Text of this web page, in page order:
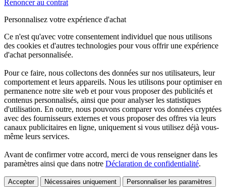
Renoncer au contrat
Personnalisez votre expérience d'achat
Ce n'est qu'avec votre consentement individuel que nous utilisons
des cookies et d'autres technologies pour vous offrir une expérience
d'achat personnalisée.
Pour ce faire, nous collectons des données sur nos utilisateurs, leur
comportement et leurs appareils. Nous les utilisons pour optimiser en
permanence notre site web et pour vous proposer des publicités et
contenus personnalisés, ainsi que pour analyser les statistiques
d'utilisation. En outre, nous pouvons comparer vos données cryptées
avec des fournisseurs externes et vous proposer des offres via leurs
canaux publicitaires en ligne, uniquement si vous utilisez déjà vous-
même leurs services.
Avant de confirmer votre accord, merci de vous renseigner dans les
paramètres ainsi que dans notre Déclaration de confidentialité.
Accepter Nécessaires uniquement Personnaliser les paramètres